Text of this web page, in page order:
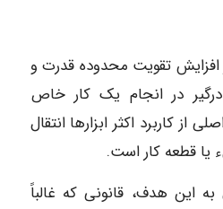
افزایش تقویت محدوده قدرت و
در انجام یک کار خاص
از کاربرد اکثر ابزارها انتقال
یا قطعه کار است.
این هدف، قانونی که غالباً